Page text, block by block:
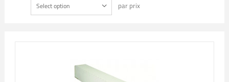
Select option par prix